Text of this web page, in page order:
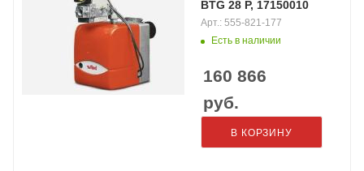
BTG 28 P, 17150010
Есть в наличии
Арт.: 555-821-177
160 866
руб.
В КОРЗИНУ